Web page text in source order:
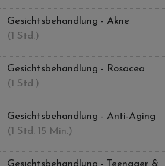
Gesichtsbehandlung - Akne
(1 Std.)
Gesichtsbehandlung - Rosacea
(1 Std.)
Gesichtsbehandlung - Anti-Aging
(1 Std. 15 Min.)
Gesichtsbehandlung - Teenager &